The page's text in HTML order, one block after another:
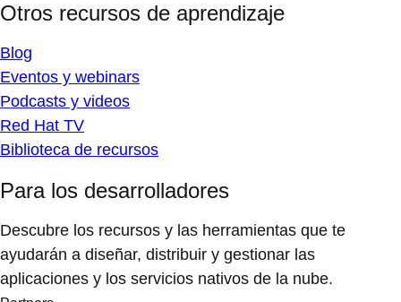
Otros recursos de aprendizaje
Blog
Eventos y webinars
Podcasts y videos
Red Hat TV
Biblioteca de recursos
Para los desarrolladores
Descubre los recursos y las herramientas que te
ayudarán a diseñar, distribuir y gestionar las
aplicaciones y los servicios nativos de la nube.